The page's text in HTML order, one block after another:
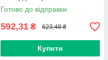
Готово до відправки
592,31 ₴ 623,48 ₴
Купити